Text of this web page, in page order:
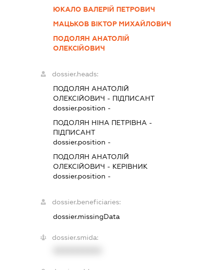
ЮКАЛО ВАЛЕРІЙ ПЕТРОВИЧ
МАЦЬКОВ ВІКТОР МИХАЙЛОВИЧ
ПОДОЛЯН АНАТОЛІЙ
ОЛЕКСІЙОВИЧ
dossier.heads:
ПОДОЛЯН АНАТОЛІЙ
ОЛЕКСІЙОВИЧ - ПІДПИСАНТ
dossier.position -
ПОДОЛЯН НІНА ПЕТРІВНА -
ПІДПИСАНТ
dossier.position -
ПОДОЛЯН АНАТОЛІЙ
ОЛЕКСІЙОВИЧ - КЕРІВНИК
dossier.position -
dossier.beneficiaries:
dossier.missingData
dossier.smida: